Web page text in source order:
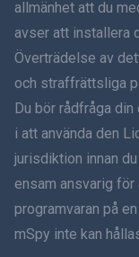
हिंदी
עברית
allmänhet att du
avser att installera
Överträdelse av
och straffrättsliga
Du bör rådfråga
i att använda den
jurisdiktion innan
ensam ansvarig
programvaran på
mSpy inte kan